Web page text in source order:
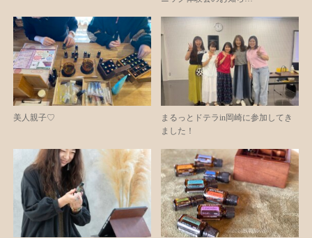
美人親子♡
まるっとドテラin岡崎に参加してき
ました！